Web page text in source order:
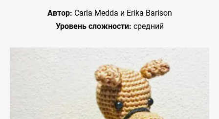
Автор: Carla Medda и Erika Barison
Уровень сложности: средний